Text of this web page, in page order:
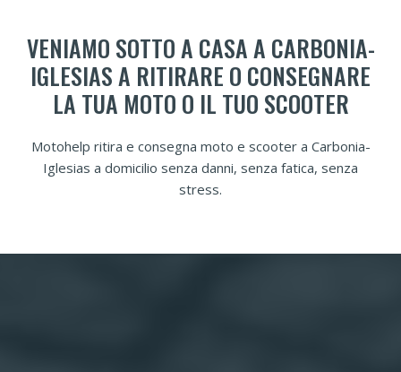
VENIAMO SOTTO A CASA A CARBONIA-
IGLESIAS A RITIRARE O CONSEGNARE
LA TUA MOTO O IL TUO SCOOTER
Motohelp ritira e consegna moto e scooter a Carbonia-
Iglesias a domicilio senza danni, senza fatica, senza
stress.